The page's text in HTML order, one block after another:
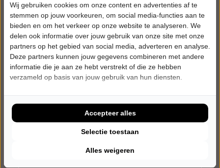
ZATERDAG 13 MAART 2027 • 15:00 UUR
Tickets
Wij gebruiken cookies om onze content en advertenties af te
stemmen op jouw voorkeuren, om social media-functies aan te
bieden en om het verkeer op onze website te analyseren. We
delen ook informatie over jouw gebruik van onze site met onze
partners op het gebied van social media, adverteren en analyse.
Deze partners kunnen jouw gegevens combineren met andere
informatie die je aan ze hebt verstrekt of die ze hebben
verzameld op basis van jouw gebruik van hun diensten.
Alles weigeren
Selectie toestaan
Accepteer alles